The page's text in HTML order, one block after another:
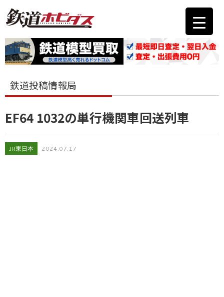
鉄道投稿情報局
EF64 1032の単行機関車回送列車
JR東日本 2024.07.17